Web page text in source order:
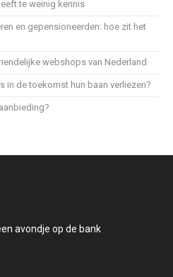
te weinig kennis
en gepensioneerden: hoe zit het
webshops van Nederland
in de toekomst hun baan verliezen?
avondje op de bank